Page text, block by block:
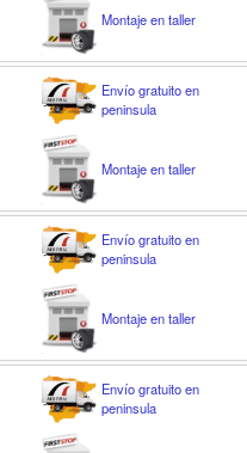
Montaje en taller
Envío gratuito en
peninsula
Montaje en taller
Envío gratuito en
peninsula
Montaje en taller
Envío gratuito en
peninsula